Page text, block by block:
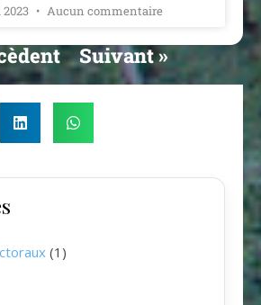
2023 Aucun commentaire
Suivant »
(1)